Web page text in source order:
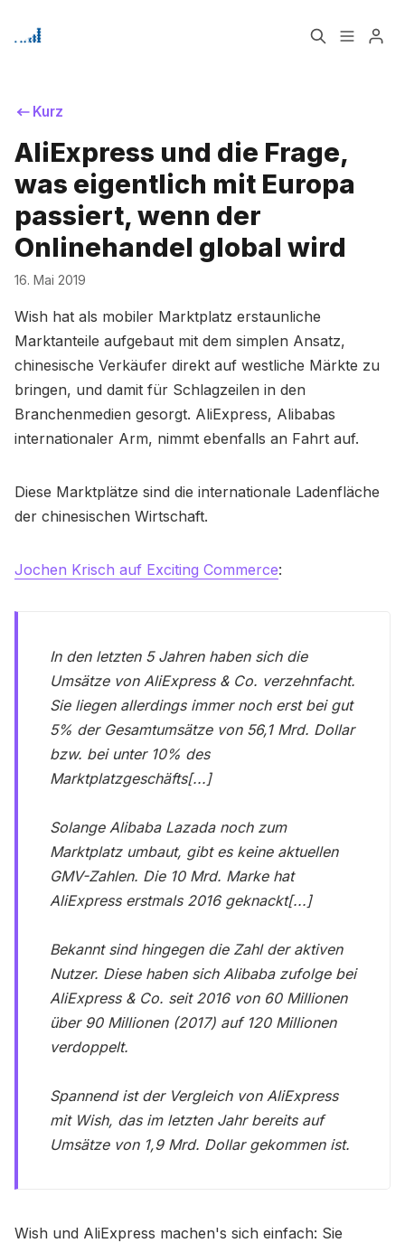
Home
Bitte geben Sie mindestens 3 Zeichen ein
Kurz
AliExpress und die Frage,
was eigentlich mit Europa
passiert, wenn der
Onlinehandel global wird
16. Mai 2019
Wish hat als mobiler Marktplatz erstaunliche
Marktanteile aufgebaut mit dem simplen Ansatz,
chinesische Verkäufer direkt auf westliche Märkte zu
bringen, und damit für Schlagzeilen in den
Branchenmedien gesorgt. AliExpress, Alibabas
internationaler Arm, nimmt ebenfalls an Fahrt auf.
Diese Marktplätze sind die internationale Ladenfläche
der chinesischen Wirtschaft.
Jochen Krisch auf Exciting Commerce:
In den letzten 5 Jahren haben sich die
Umsätze von AliExpress & Co. verzehnfacht.
Sie liegen allerdings immer noch erst bei gut
5% der Gesamtumsätze von 56,1 Mrd. Dollar
bzw. bei unter 10% des
Marktplatzgeschäfts[...]
Solange Alibaba Lazada noch zum
Marktplatz umbaut, gibt es keine aktuellen
GMV-Zahlen. Die 10 Mrd. Marke hat
AliExpress erstmals 2016 geknackt[...]
Bekannt sind hingegen die Zahl der aktiven
Nutzer. Diese haben sich Alibaba zufolge bei
AliExpress & Co. seit 2016 von 60 Millionen
über 90 Millionen (2017) auf 120 Millionen
verdoppelt.
Spannend ist der Vergleich von AliExpress
mit Wish, das im letzten Jahr bereits auf
Umsätze von 1,9 Mrd. Dollar gekommen ist.
Wish und AliExpress machen's sich einfach: Sie